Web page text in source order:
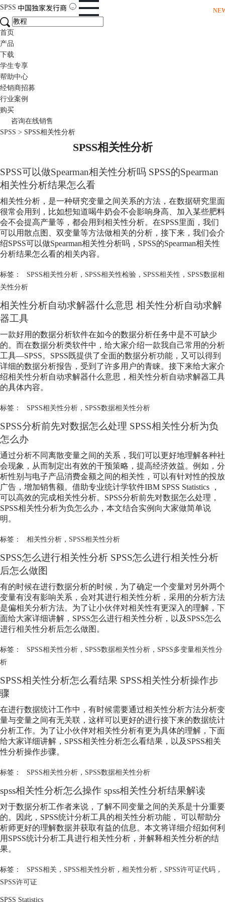
SPSS
首页
产品
下载
学生专享
帮助中心
经销商招募
行业案例
购买
咨询在线销售
SPSS > SPSS相关性分析
SPSS相关性分析
SPSS可以做Spearman相关性分析吗 SPSS的Spearman
相关性分析结果怎么看
相关性分析，是一种研究变量之间关系的方法，在数据研究里面
很常会用到，比如想知道喝牛奶会不会影响身高、加入某些肥料
会不会提高产量等，都会用到相关性分析。在SPSS里面，我们
可以用散点图、双变量等方法做相关的分析，接下来，我们会介
绍SPSS可以做Spearman相关性分析吗，SPSS的Spearman相关性
分析结果怎么看的相关内容。
标签： SPSS相关性分析， SPSS相关性检验， SPSS相关性 ， SPSS数据相
关性分析
相关性分析自动求解器什么意思 相关性分析自动求解
器工具
一款好用的数据分析软件在如今的数据分析任务中是不可缺少
的。而在数据分析类软件中，给大家介绍一款我自己常用的分析
工具—SPSS。SPSS既提供了全面的数据分析功能，又可以得到
详细的数据分析报告，受到了许多用户的青睐。接下来给大家介
绍相关性分析自动求解器什么意思，相关性分析自动求解器工具
的具体内容。
标签： SPSS相关性分析， SPSS数据相关性分析
SPSS分析前先对数据怎么处理 SPSS相关性分析为负
怎么办
通过分析不同离散变量之间的关系，我们可以更好地理解各种社
会现象，从而制定出有效的干预策略，提高经济效益。例如，分
析性别与电子产品消费金额之间的相关性，可以有针对性的投放
广告，增加销售额。借助专业统计学软件IBM SPSS Statistics ，
可以高效的完成相关性分析。SPSS分析前先对数据怎么处理，
SPSS相关性分析为负怎么办，本文结合实例向大家做简单说
明。
标签： 相关性分析， SPSS相关性分析
SPSS怎么进行相关性分析 SPSS怎么进行相关性分析
后怎么做图
有的时候在进行数据分析的时候，为了确定一个变量对另外两个
变量有没有影响关系，会对其进行相关性分析，采用的分析方法
是偏相关分析方法。为了让小伙伴对相关性有更深入的理解，下
面给大家详细讲解，SPSS怎么进行相关性分析，以及SPSS怎么
进行相关性分析后怎么做图。
标签： SPSS相关性分析， SPSS数据相关性分析， SPSS多变量相关性分
析
SPSS相关性分析怎么看结果 SPSS相关性分析操作步
骤
在进行数据统计工作中，有时候需要通过相关性分析方法分析变
量与变量之间有无关联，这样可以更好的进行接下来的数据统计
分析工作。为了让小伙伴对相关性分析有更为具体的理解，下面
给大家详细讲解，SPSS相关性分析怎么看结果，以及SPSS相关
性分析操作步骤。
标签： SPSS相关性分析， SPSS数据相关性分析
spss相关性分析怎么操作 spss相关性分析结果解读
对于数据分析工作者来说，了解不同变量之间的关系是十分重要
的。因此，SPSS统计分析工具的相关性分析功能， 可以帮助分
析师更好的理解数据并获取有益的信息。本文将详细介绍如何利
用SPSS统计分析工具进行相关性分析，并解释相关性分析的结
果。
标签： SPSS相关， SPSS相关性分析， 相关性分析， SPSS许可证代码，
SPSS许可证
SPSS Statistics